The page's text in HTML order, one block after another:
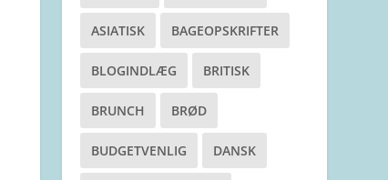
ASIATISK BAGEOPSKRIFTER
BLOGINDLÆG BRITISK
BRUNCH BRØD
BUDGETVENLIG DANSK